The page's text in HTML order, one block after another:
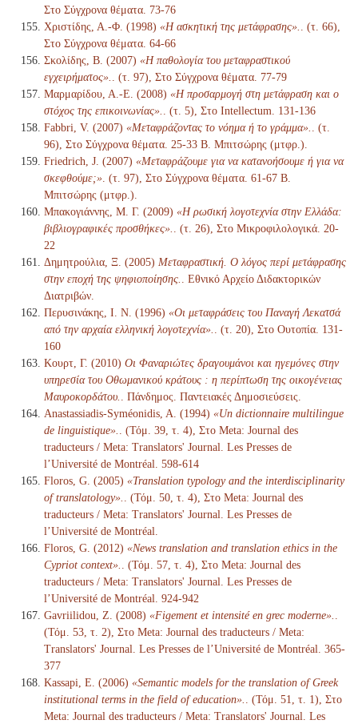
Στο Σύγχρονα θέματα. 73-76
Χριστίδης, Α.-Φ. (1998) «Η ασκητική της μετάφρασης».
. (τ. 66),
Στο Σύγχρονα θέματα. 64-66
Σκολίδης, Β. (2007) «Η παθολογία του μεταφραστικού
εγχειρήματος».
. (τ. 97), Στο Σύγχρονα θέματα. 77-79
Μαρμαρίδου, Α.-Ε. (2008) «Η προσαρμογή στη μετάφραση και ο
στόχος της επικοινωνίας».
. (τ. 5), Στο Intellectum. 131-136
Fabbri, V. (2007) «Μεταφράζοντας το νόημα ή το γράμμα».
. (τ.
96), Στο Σύγχρονα θέματα. 25-33 Β. Μπιτσώρης (μτφρ.).
Friedrich, J. (2007) «Μεταφράζουμε για να κατανοήσουμε ή για να
σκεφθούμε;» . (τ. 97), Στο Σύγχρονα θέματα. 61-67 Β.
Μπιτσώρης (μτφρ.).
Μπακογιάννης, Μ. Γ. (2009) «Η ρωσική λογοτεχνία στην Ελλάδα:
βιβλιογραφικές προσθήκες».
. (τ. 26), Στο Μικροφιλολογικά. 20-
22
Δημητρούλια, Ξ. (2005) Μεταφραστική. Ο λόγος περί μετάφρασης
στην εποχή της ψηφιοποίησης.
. Εθνικό Αρχείο Διδακτορικών
Διατριβών.
Περυσινάκης, Ι. Ν. (1996) «Οι μεταφράσεις του Παναγή Λεκατσά
από την αρχαία ελληνική λογοτεχνία».
. (τ. 20), Στο Ουτοπία. 131-
160
Κουρτ, Γ. (2010) Οι Φαναριώτες δραγουμάνοι και ηγεμόνες στην
υπηρεσία του Οθωμανικού κράτους : η περίπτωση της οικογένειας
Μαυροκορδάτου.
. Πάνδημος. Παντειακές Δημοσιεύσεις.
Anastassiadis-Syméonidis, A. (1994) «Un dictionnaire multilingue
de linguistique».
. (Τόμ. 39, τ. 4), Στο Meta: Journal des
traducteurs / Meta: Translators' Journal. Les Presses de
l’Université de Montréal. 598-614
Floros, G. (2005) «Translation typology and the interdisciplinarity
of translatology».
. (Τόμ. 50, τ. 4), Στο Meta: Journal des
traducteurs / Meta: Translators' Journal. Les Presses de
l’Université de Montréal.
Floros, G. (2012) «News translation and translation ethics in the
Cypriot context».
. (Τόμ. 57, τ. 4), Στο Meta: Journal des
traducteurs / Meta: Translators' Journal. Les Presses de
l’Université de Montréal. 924-942
Gavriilidou, Z. (2008) «Figement et intensité en grec moderne».
(Τόμ. 53, τ. 2), Στο Meta: Journal des traducteurs / Meta:
Translators' Journal. Les Presses de l’Université de Montréal. 365-
377
Kassapi, E. (2006) «Semantic models for the translation of Greek
institutional terms in the field of education».
. (Τόμ. 51, τ. 1), Στο
Meta: Journal des traducteurs / Meta: Translators' Journal. Les